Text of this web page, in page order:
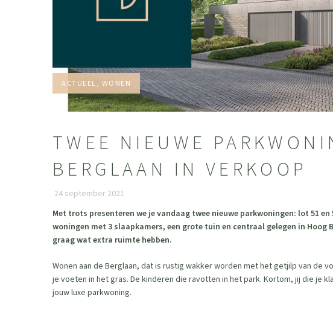
CATEGORIEËN:
ACTUEEL, WONEN
TWEE NIEUWE
BERGLAAN IN VERKOOP
24 september 2021
Met trots presenteren we je vandaag twee nieuwe parkwoningen: lot 51
woningen met 3 slaapkamers, een grote tuin en centraal gelegen in Hoog
graag wat extra ruimte hebben.
Wonen aan de Berglaan, dat is rustig wakker worden met het getjilp van de
je voeten in het gras. De kinderen die ravotten in het park. Kortom, jij die je
jouw luxe parkwoning.